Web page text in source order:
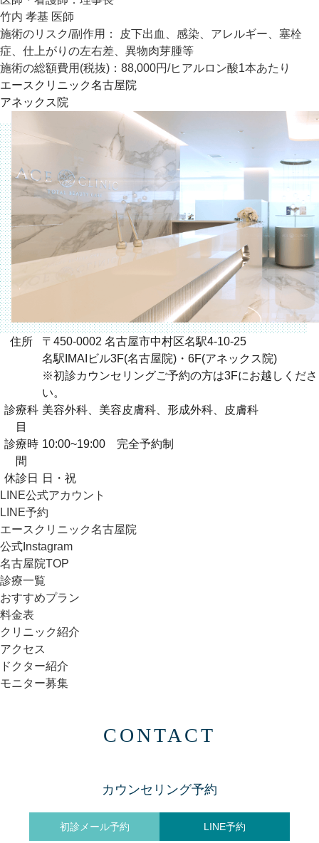
竹内 孝基 医師
施術のリスク/副作用：
皮下出血、感染、アレルギー、塞栓
症、仕上がりの左右差、異物肉芽腫等
施術の総額費用(税抜)： 88,000円/ヒアルロン酸1本あたり
エースクリニック名古屋院
アネックス院
住所
〒450-0002 名古屋市中村区名駅4-10-25
名駅IMAIビル3F(名古屋院)・6F(アネックス院)
※初診カウンセリングご予約の方は3Fにお越しくださ
い。
診療科
目
美容外科、美容皮膚科、形成外科、皮膚科
診療時
間
10:00~19:00 完全予約制
休診日
日・祝
LINE公式アカウント
LINE予約
エースクリニック名古屋院
公式Instagram
名古屋院TOP
診療一覧
おすすめプラン
料金表
クリニック紹介
アクセス
ドクター紹介
モニター募集
CONTACT
カウンセリング予約
初診メール予約 LINE予約